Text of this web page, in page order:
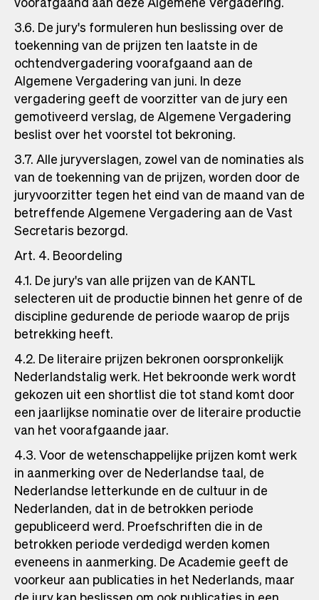
3.6. De jury's formuleren hun beslissing over de
toekenning van de prijzen ten laatste in de
ochtendvergadering voorafgaand aan de
Algemene Vergadering van juni. In deze
vergadering geeft de voorzitter van de jury een
gemotiveerd verslag, de Algemene Vergadering
beslist over het voorstel tot bekroning.
3.7. Alle juryverslagen, zowel van de nominaties als
van de toekenning van de prijzen, worden door de
juryvoorzitter tegen het eind van de maand van de
betreffende Algemene Vergadering aan de Vast
Secretaris bezorgd.
Art. 4. Beoordeling
4.1. De jury's van alle prijzen van de KANTL
selecteren uit de productie binnen het genre of de
discipline gedurende de periode waarop de prijs
betrekking heeft.
4.2. De literaire prijzen bekronen oorspronkelijk
Nederlandstalig werk. Het bekroonde werk wordt
gekozen uit een shortlist die tot stand komt door
een jaarlijkse nominatie over de literaire productie
van het voorafgaande jaar.
4.3. Voor de wetenschappelijke prijzen komt werk
in aanmerking over de Nederlandse taal, de
Nederlandse letterkunde en de cultuur in de
Nederlanden, dat in de betrokken periode
gepubliceerd werd. Proefschriften die in de
betrokken periode verdedigd werden komen
eveneens in aanmerking. De Academie geeft de
voorkeur aan publicaties in het Nederlands, maar